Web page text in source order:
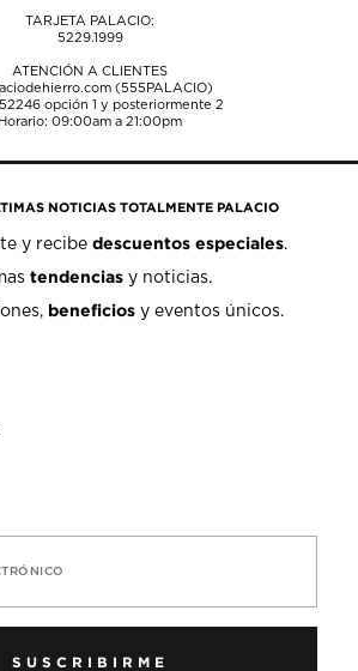
TARJETA PALACIO:
5229.1999
ATENCIÓN A CLIENTES
(555PALACIO)
opción 1 y posteriormente 2
Horario: 09:00am a 21:00pm
NOTICIAS TOTALMENTE PALACIO
y recibedescuentos especiales.
tendencias y noticias.
beneficios y eventos únicos.
SUSCRIBIRME